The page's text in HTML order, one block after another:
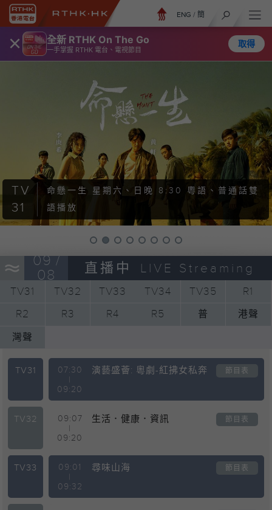
× 全新 RTHK On The Go
一手掌握 RTHK 電台、電視節目
取得
ENG / 簡
TV
31
命懸一生 星期六、日晚 8:30 粵語、普通話雙
語播放
09 /
08
直播中 LIVE Streaming
TV31 TV32 TV33 TV34 TV35
R1
R2
R3 R4 R5 普 港聲
灣聲
TV31
07:30
09:20
演藝盛薈: 粵劇-紅拂女私奔 節目表
TV32
09:07
09:20
生活．健康．資訊 節目表
TV33
09:01
09:32
尋味山海 節目表